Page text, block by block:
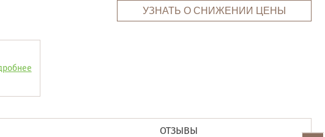
УЗНАТЬ О СНИЖЕНИИ ЦЕНЫ
ОТЗЫВЫ